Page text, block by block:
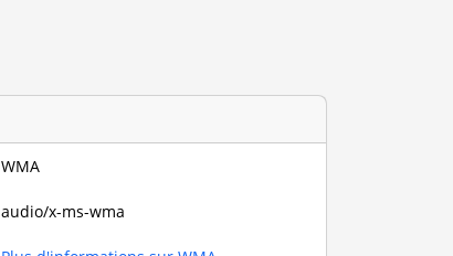
WMA
audio/x-ms-wma